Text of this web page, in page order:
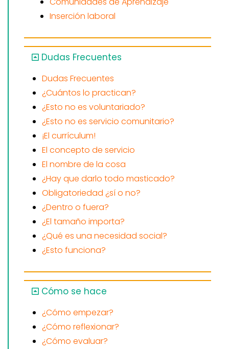
Inserción laboral
Dudas Frecuentes
Dudas Frecuentes
¿Cuántos lo practican?
¿Esto no es voluntariado?
¿Esto no es servicio comunitario?
¡El currículum!
El concepto de servicio
El nombre de la cosa
¿Hay que darlo todo masticado?
Obligatoriedad ¿sí o no?
¿Dentro o fuera?
¿El tamaño importa?
¿Qué es una necesidad social?
¿Esto funciona?
Cómo se hace
¿Cómo empezar?
¿Cómo reflexionar?
¿Cómo evaluar?